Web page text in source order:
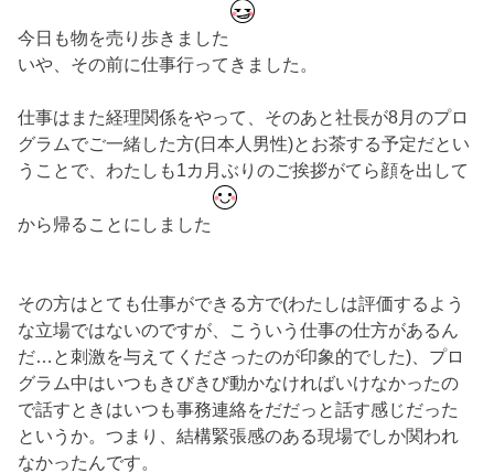
今日も物を売り歩きました
いや、その前に仕事行ってきました。
仕事はまた経理関係をやって、そのあと社長が8月のプロ
グラムでご一緒した方(日本人男性)とお茶する予定だとい
うことで、わたしも1カ月ぶりのご挨拶がてら顔を出して
から帰ることにしました
その方はとても仕事ができる方で(わたしは評価するよう
な立場ではないのですが、こういう仕事の仕方があるん
だ…と刺激を与えてくださったのが印象的でした)、プロ
グラム中はいつもきびきび動かなければいけなかったの
で話すときはいつも事務連絡をだだっと話す感じだった
というか。つまり、結構緊張感のある現場でしか関われ
なかったんです。